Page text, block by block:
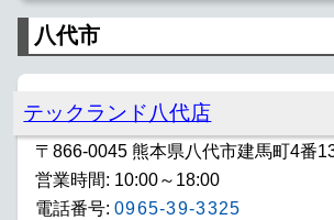
八代市
テックランド八代店
〒866-0045 熊本県八代市建馬町4番
営業時間: 10:00～18:00
電話番号: 0965-39-3325